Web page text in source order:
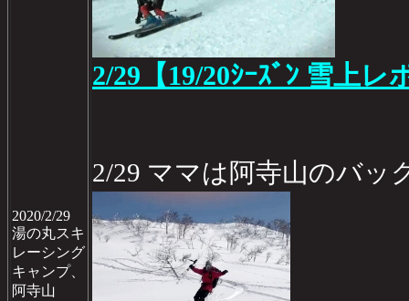
2020/2/29
湯の丸スキ
レーシング
キャンプ、
阿寺山
2/29【19/20ｼｰｽﾞﾝ 雪上レ
2/29 ママは阿寺山のバッ